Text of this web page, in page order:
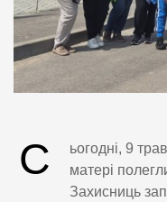
С
ьогодні, 9
матері
Захисниць